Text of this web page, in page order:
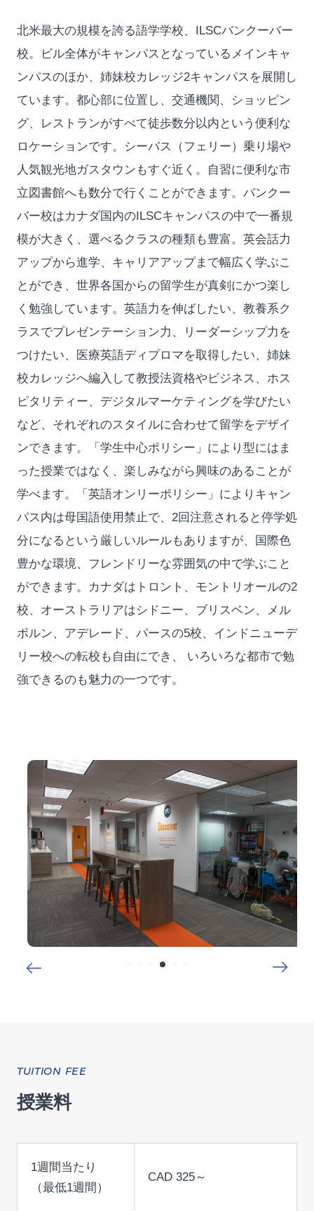
北米最大の規模を誇る語学学校、ILSCバンクーバー
校。ビル全体がキャンパスとなっているメインキャ
ンパスのほか、姉妹校カレッジ2キャンパスを展開し
ています。都心部に位置し、交通機関、ショッピン
グ、レストランがすべて徒歩数分以内という便利な
ロケーションです。シーバス（フェリー）乗り場や
人気観光地ガスタウンもすぐ近く。自習に便利な市
立図書館へも数分で行くことができます。バンクー
バー校はカナダ国内のILSCキャンパスの中で一番規
模が大きく、選べるクラスの種類も豊富。英会話力
アップから進学、キャリアアップまで幅広く学ぶこ
とができ、世界各国からの留学生が真剣にかつ楽し
く勉強しています。英語力を伸ばしたい、教養系ク
ラスでプレゼンテーション力、リーダーシップ力を
つけたい、医療英語ディプロマを取得したい、姉妹
校カレッジへ編入して教授法資格やビジネス、ホス
ピタリティー、デジタルマーケティングを学びたい
など、それぞれのスタイルに合わせて留学をデザイ
ンできます。「学生中心ポリシー」により型にはま
った授業ではなく、楽しみながら興味のあることが
学べます。「英語オンリーポリシー」によりキャン
パス内は母国語使用禁止で、2回注意されると停学処
分になるという厳しいルールもありますが、国際色
豊かな環境、フレンドリーな雰囲気の中で学ぶこと
ができます。カナダはトロント、モントリオールの2
校、オーストラリアはシドニー、ブリスベン、メル
ボルン、アデレード、パースの5校、インドニューデ
リー校への転校も自由にでき、 いろいろな都市で勉
強できるのも魅力の一つです。
TUITION FEE
授業料
1週間当たり
（最低1週間）
CAD 325～